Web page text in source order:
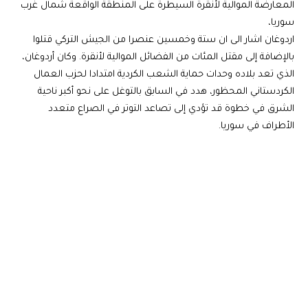
المعارضة الموالية لأنقرة السيطرة على المنطقة الواقعة شمال غرب
سوريا،
اردوغان اشار الى ان ستة وخمسين عنصرا من الجيش التركي قتلوا
بالإضافة إلى مقتل المئات من الفضائل الموالية لأنقرة. وكان أردوغان،
الذي تعد بلاده وحدات حماية الشعب الكردية امتدادا لحزب العمال
الكردستاني المحظور، هدد في السابق بالتوغل على نحو أكبر ناحية
الشرق في خطوة قد تؤدي إلى تصاعد التوتر في الصراع متعدد
الأطراف في سوريا.